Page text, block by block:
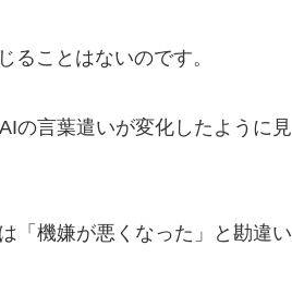
ることはないのです。
の言葉遣いが変化したように見
「機嫌が悪くなった」と勘違い